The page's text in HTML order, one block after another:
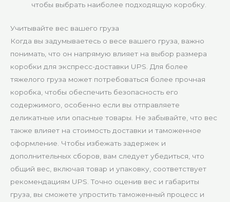
чтобы выбрать наиболее подходящую коробку.
Учитывайте вес вашего груза
Когда вы задумываетесь о весе вашего груза, важно
понимать, что он напрямую влияет на выбор размера
коробки для экспресс-доставки UPS. Для более
тяжелого груза может потребоваться более прочная
коробка, чтобы обеспечить безопасность его
содержимого, особенно если вы отправляете
деликатные или опасные товары. Не забывайте, что вес
также влияет на стоимость доставки и таможенное
оформление. Чтобы избежать задержек и
дополнительных сборов, вам следует убедиться, что
общий вес, включая товар и упаковку, соответствует
рекомендациям UPS. Точно оценив вес и габариты
груза, вы сможете упростить таможенный процесс и